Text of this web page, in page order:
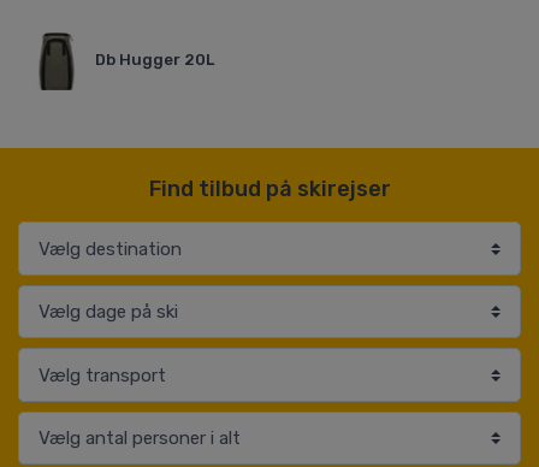
Db Hugger 20L
Find tilbud på skirejser